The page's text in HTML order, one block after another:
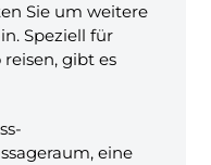
Sie um weitere
Speziell für
gibt es
eine